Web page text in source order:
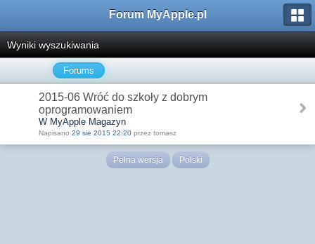
Forum MyApple.pl
Wyniki wyszukiwania
Forums
2015-06 Wróć do szkoły z dobrym
oprogramowaniem
W MyApple Magazyn
Napisano 29 sie 2015 22:20 przez tomasz
Pełna wersja Polski